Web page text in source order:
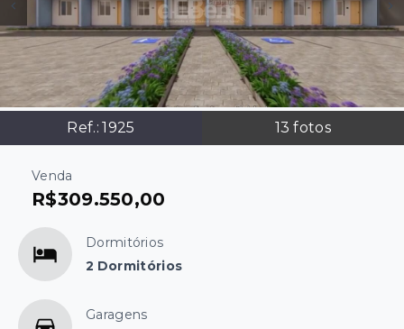
Ref.:1925 13 fotos
Venda
R$309.550,00
Dormitórios
2 Dormitórios
Garagens